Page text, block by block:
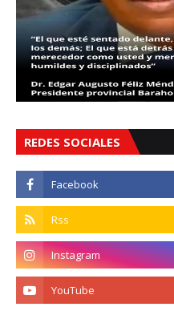
REDES SOCIALES